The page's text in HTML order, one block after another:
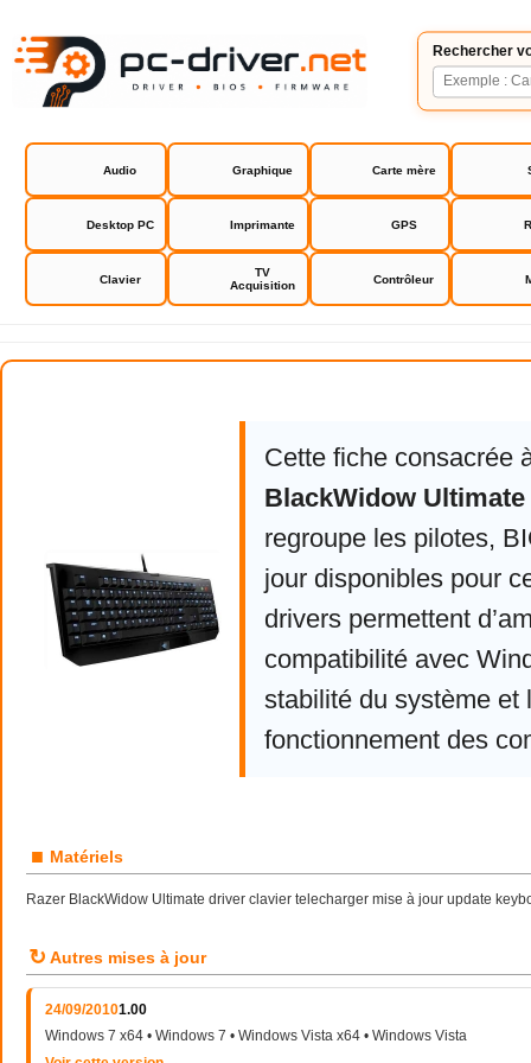
Rechercher
Audio Graphique Carte mère
Desktop PC Imprimante GPS
Clavier
TV
Acquisition
Contrôleur
Razer BlackWidow Ultimate
Cette fiche consacrée
BlackWidow
regroupe les pilotes,
jour disponibles pour
drivers permettent
compatibilité avec
stabilité du système et
fonctionnement des
■ Matériels
Razer BlackWidow Ultimate driver clavier telecharger mise à jour update
↻ Autres mises à jour
24/09/20101.00
Windows 7 x64 • Windows 7 • Windows Vista x64 • Windows Vista